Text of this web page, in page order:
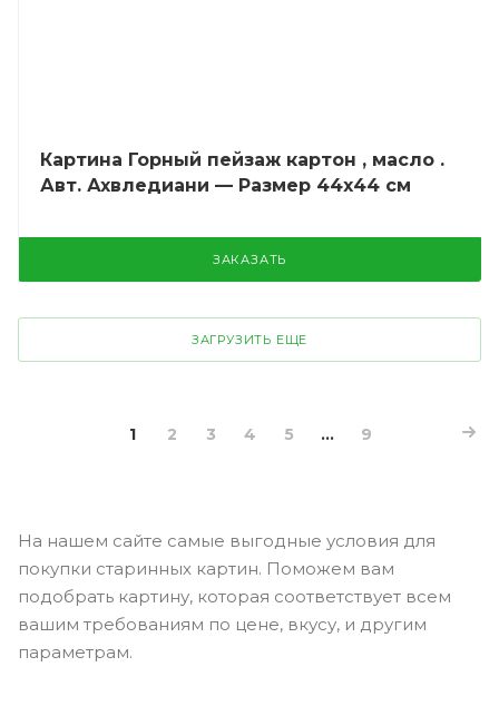
Картина Горный пейзаж картон , масло .
Авт. Ахвледиани — Размер 44х44 см
ЗАКАЗАТЬ
ЗАГРУЗИТЬ ЕЩЕ
1 2 3 4 5 ... 9
На нашем сайте самые выгодные условия для
покупки старинных картин. Поможем вам
подобрать картину, которая соответствует всем
вашим требованиям по цене, вкусу, и другим
параметрам.